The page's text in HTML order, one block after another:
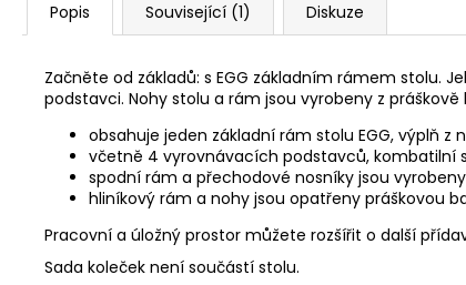
Popis Související (1) Diskuze
Začněte od základů: s EGG základním rámem stolu.
podstavci. Nohy stolu a rám jsou vyrobeny z
obsahuje jeden základní rám stolu EGG, výplň z
včetně 4 vyrovnávacích podstavců, kombatilní s
spodní rám a přechodové nosníky jsou
hliníkový rám a nohy jsou opatřeny práškovou
Pracovní a úložný prostor můžete rozšířit o další
Sada koleček není součástí stolu.